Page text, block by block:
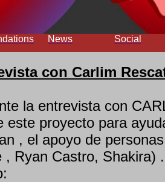
News Social
con Carlim
la entrevista con
este proyecto para
, el apoyo de
, Ryan Castro, Shakira)